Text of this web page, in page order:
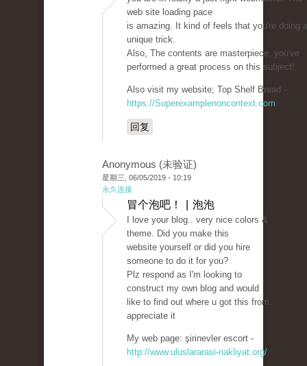
web site loading pace
is amazing. It kind of feels that you're doing
unique trick.
Also, The contents are masterpiece. you've
performed a great process on this subject!
Also visit my website; Top Shelf Bread -
https://Superexamplenoncontext.com
回复
Anonymous (未验证)
星期三, 06/05/2019 - 10:19
永久连接
冒个泡吧！ | 泡泡
I love your blog.. very nice colors &
theme. Did you make this
website yourself or did you hire
someone to do it for you?
Plz respond as I'm looking to
construct my own blog and would
like to find out where u got this from.
appreciate it
My web page: şirinevler escort -
http://www.uluslararasi-nakliyat.org/